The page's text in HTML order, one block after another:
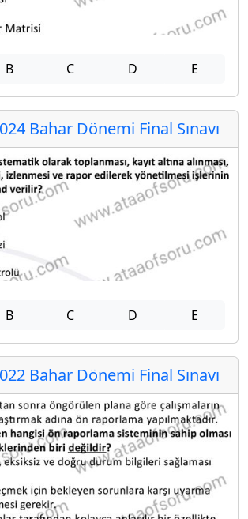
B C D E
Bahar Dönemi Final Sınavı
B C D E
Bahar Dönemi Final Sınavı